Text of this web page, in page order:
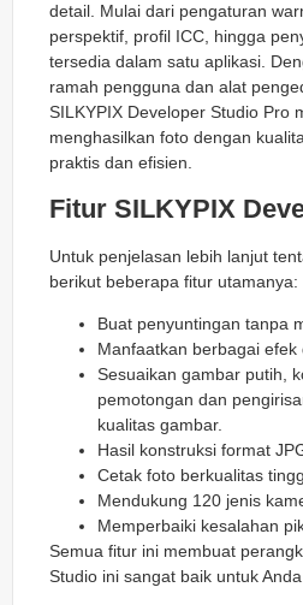
detail. Mulai dari pengaturan
perspektif, profil ICC, hingga
tersedia dalam satu aplikasi.
ramah pengguna dan alat
SILKYPIX Developer Studio Pro
menghasilkan foto dengan
praktis dan efisien.
Fitur SILKYPIX
Untuk penjelasan lebih lanjut
berikut beberapa fitur utamanya:
Buat penyuntingan tanpa
Manfaatkan berbagai efek
Sesuaikan gambar putih,
pemotongan dan
kualitas gambar.
Hasil konstruksi format
Cetak foto berkualitas
Mendukung 120 jenis
Memperbaiki kesalahan
Semua fitur ini membuat
Studio ini sangat baik untuk